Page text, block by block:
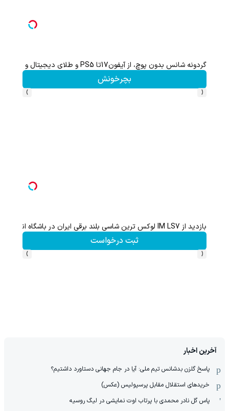
گردونه شانس بدون پوچ، از آیفون17تا PS5 و طلای دیجیتال و دلار🔥
بچرخونش
‹
›
بازدید از IM LS7 لوکس ترین شاسی بلند برقی ایران در باشگاه انقلاب
ثبت درخواست
‹
›
آخرین اخبار
پاسخ گلزن بدشانس تیم ملی: آیا در جام جهانی دستاورد داشتیم؟
خریدهای استقلال مقابل پرسپولیس (عکس)
پاس گل نادر محمدی با پرتاب اوت نمایشی در لیگ روسیه